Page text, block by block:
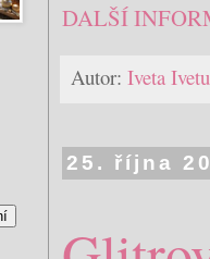
DALŠÍ
Autor: Iveta
25. října